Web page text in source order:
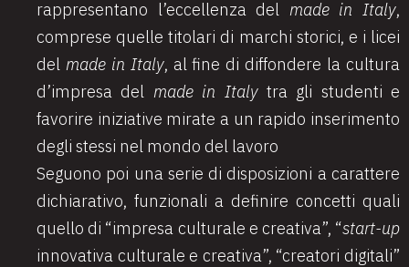
rappresentano l’eccellenza del made in Italy,
comprese quelle titolari di marchi storici, e i licei
del made in Italy, al fine di diffondere la cultura
d’impresa del made in Italy tra gli studenti e
favorire iniziative mirate a un rapido inserimento
degli stessi nel mondo del lavoro
Seguono poi una serie di disposizioni a carattere
dichiarativo, funzionali a definire concetti quali
quello di “impresa culturale e creativa”, “start-up
innovativa culturale e creativa”, “creatori digitali”